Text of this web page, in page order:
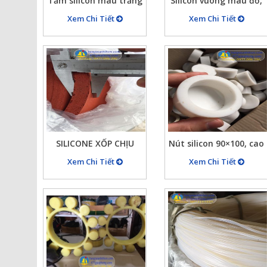
dày 2mm dạng cuộn 50
kg hàng trắng đẹp
Xem Chi Tiết
silicon vuông màu
trắng chịu nhiệt cao
Xem Chi Tiết
SILICONE XỐP CHỊU
NHIỆT DÀY 15MM MÀU
ĐỎ
Xem Chi Tiết
Nút silicon 90×100, cao
50 màu trắng, (nhận
đăt làm các sản phẩm
silicon)
Xem Chi Tiết